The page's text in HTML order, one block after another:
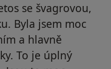
se švagrovou,
Byla jsem moc
a hlavně
To je úplný